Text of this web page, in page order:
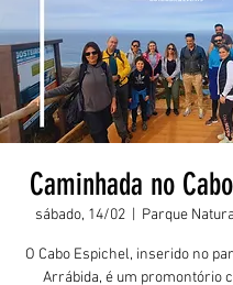
Caminhada no
sábado, 14/02
  |
Parque
O Cabo Espichel, inserido no
Arrábida, é um promontório